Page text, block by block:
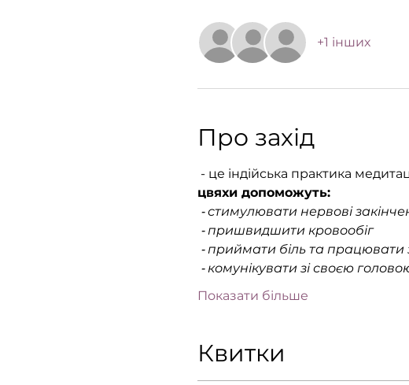
+1 інших
Про захід
- це індійська практика
цвяхи допоможуть:
⁃ стимулювати нервові
⁃ пришвидшити кровообіг
⁃ приймати біль та працювати
⁃ комунікувати зі своєю
Показати більше
Квитки